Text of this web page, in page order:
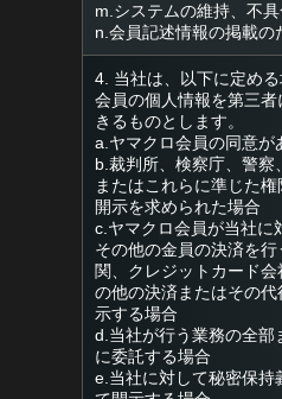
m.システムの維持、不
n.会員記述情報の掲載の
4. 当社は、以下に定め
会員の個人情報を第三
きるものとします。
a.ヤマクロ会員の同意が
b.裁判所、検察庁、警察
またはこれらに準じた
開示を求められた場合
c.ヤマクロ会員が当社に
その他の金員の決済を
関、クレジットカード
の他の決済またはその
示する場合
d.当社が行う業務の全部
に委託する場合
e.当社に対して秘密保持